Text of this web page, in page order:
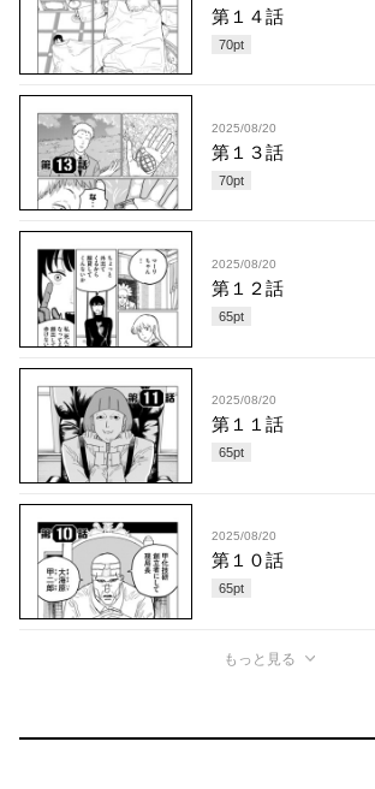
第１４話
70pt
2025/08/20
第１３話
70pt
2025/08/20
第１２話
65pt
2025/08/20
第１１話
65pt
2025/08/20
第１０話
65pt
もっと見る